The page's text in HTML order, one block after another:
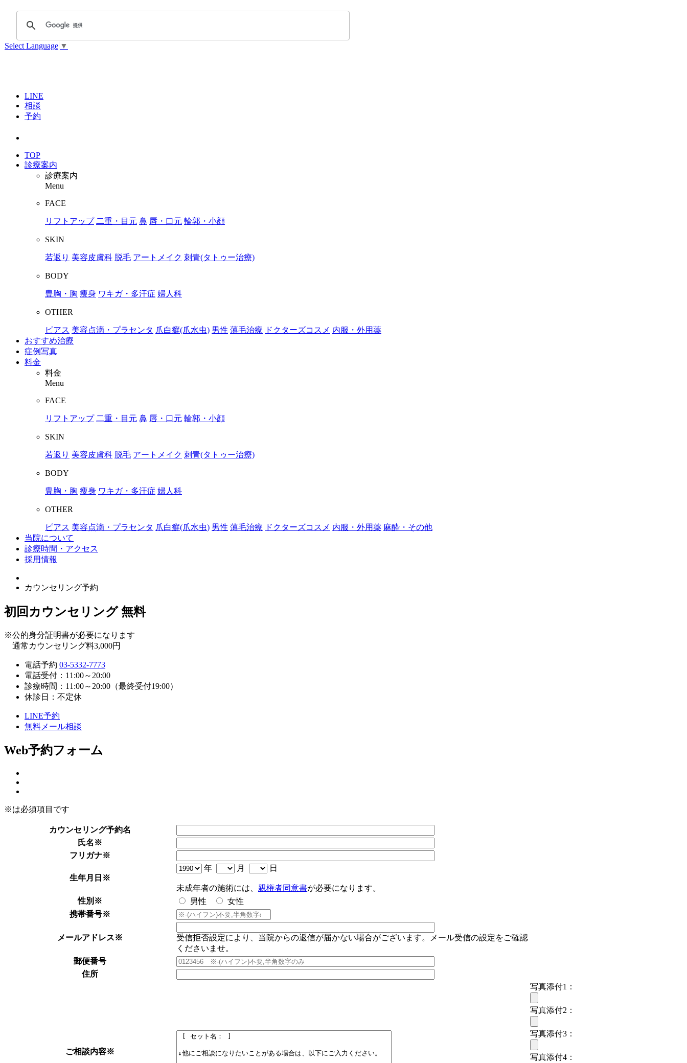
Select Language ▼
LINE
相談
予約
TOP
診療案内
診療案内
Menu
FACE
リフトアップ 二重・目元 鼻 唇・口元 輪郭・小顔
SKIN
若返り 美容皮膚科 脱毛 アートメイク 刺青(タトゥー治療)
BODY
豊胸・胸 痩身 ワキガ・多汗症 婦人科
OTHER
ピアス 美容点滴・プラセンタ 爪白癬(爪水虫) 男性 薄毛治療 ドクターズコスメ 内服・外用薬
おすすめ治療
症例写真
料金
料金
Menu
FACE
リフトアップ 二重・目元 鼻 唇・口元 輪郭・小顔
SKIN
若返り 美容皮膚科 脱毛 アートメイク 刺青(タトゥー治療)
BODY
豊胸・胸 痩身 ワキガ・多汗症 婦人科
OTHER
ピアス 美容点滴・プラセンタ 爪白癬(爪水虫) 男性 薄毛治療 ドクターズコスメ 内服・外用薬 麻酔・その他
当院について
診療時間・アクセス
採用情報
カウンセリング予約
初回カウンセリング無料
※公的身分証明書が必要になります
通常カウンセリング料3,000円
電話予約 03-5332-7773
電話受付：11:00～20:00
診療時間：11:00～20:00（最終受付19:00）
休診日：不定休
LINE予約
無料メール相談
Web予約フォーム
※は必須項目です
カウンセリング予約名
氏名 ※
フリガナ※
生年月日 ※
年 月 日
未成年者の施術には、 親権者同意書が必要になります。
性別 ※ 男性
女性
携帯番号※
メールアドレス※
受信拒否設定により、当院からの返信が届かない場合がございます。メール受信の設定をご確認
くださいませ。
郵便番号
住所
ご相談内容※
写真添付1：
写真添付2：
写真添付3：
写真添付4：